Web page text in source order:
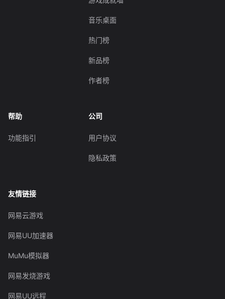
音乐桌面
热门榜
新品榜
作者榜
帮助
功能指引
公司
用户协议
隐私政策
友情链接
网易云游戏
网易UU加速器
MuMu模拟器
网易发烧游戏
网易UU远程